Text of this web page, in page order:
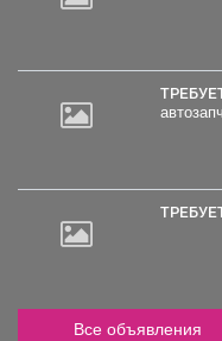
Все объявления